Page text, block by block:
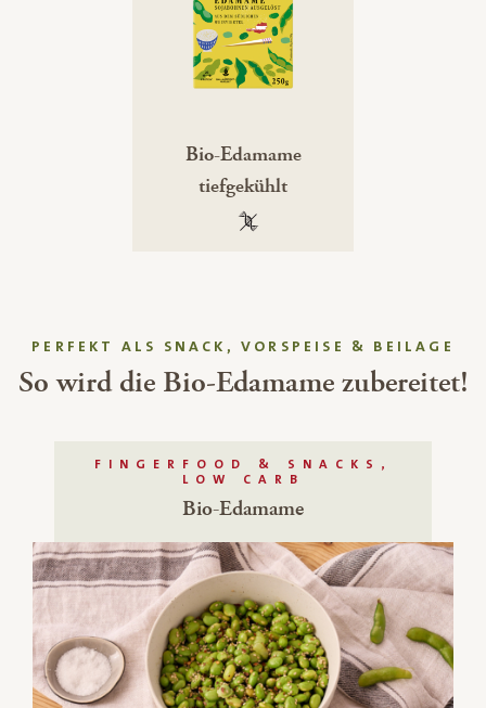
Bio-Edamame
tiefgekühlt
100 % gentechnikfrei
PERFEKT ALS SNACK, VORSPEISE & BEILAGE
So wird die Bio-Edamame zubereitet!
FINGERFOOD & SNACKS,
LOW CARB
Bio-Edamame